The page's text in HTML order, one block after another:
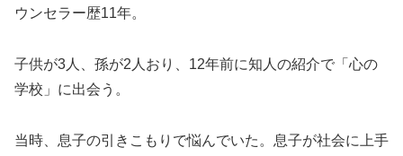
ウンセラー歴11年。
子供が3人、孫が2人おり、12年前に知人の紹介で「心の
学校」に出会う。
当時、息子の引きこもりで悩んでいた。息子が社会に上手